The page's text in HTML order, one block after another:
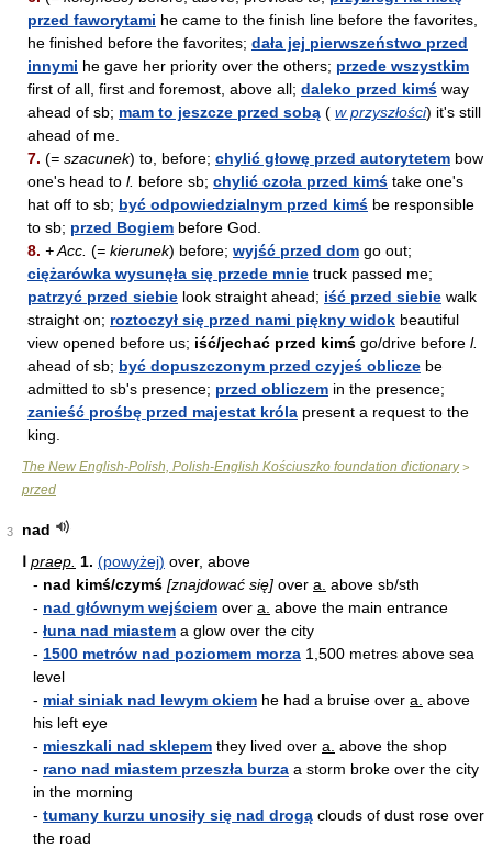
przed faworytami he came to the finish line before the favorites,
he finished before the favorites; dała jej pierwszeństwo przed
innymi he gave her priority over the others; przede wszystkim
first of all, first and foremost, above all; daleko przed kimś way
ahead of sb; mam to jeszcze przed sobą ( w przyszłości) it's still
ahead of me.
7. (= szacunek) to, before; chylić głowę przed autorytetem bow
one's head to l. before sb; chylić czoła przed kimś take one's
hat off to sb; być odpowiedzialnym przed kimś be responsible
to sb; przed Bogiem before God.
8. + Acc. (= kierunek) before; wyjść przed dom go out;
ciężarówka wysunęła się przede mnie truck passed me;
patrzyć przed siebie look straight ahead; iść przed siebie walk
straight on; roztoczył się przed nami piękny widok beautiful
view opened before us; iść/jechać przed kimś go/drive before l.
ahead of sb; być dopuszczonym przed czyjeś oblicze be
admitted to sb's presence; przed obliczem in the presence;
zanieść prośbę przed majestat króla present a request to the
king.
The New English-Polish, Polish-English Kościuszko foundation dictionary>
przed
3
nad
Ⅰ praep. 1. (powyżej) over, above
- nad kimś/czymś [znajdować się] over a. above sb/sth
- nad głównym wejściem over a. above the main entrance
- łuna nad miastem a glow over the city
- 1500 metrów nad poziomem morza 1,500 metres above sea
level
- miał siniak nad lewym okiem he had a bruise over a. above
his left eye
- mieszkali nad sklepem they lived over a. above the shop
- rano nad miastem przeszła burza a storm broke over the city
in the morning
- tumany kurzu unosiły się nad drogą clouds of dust rose over
the road